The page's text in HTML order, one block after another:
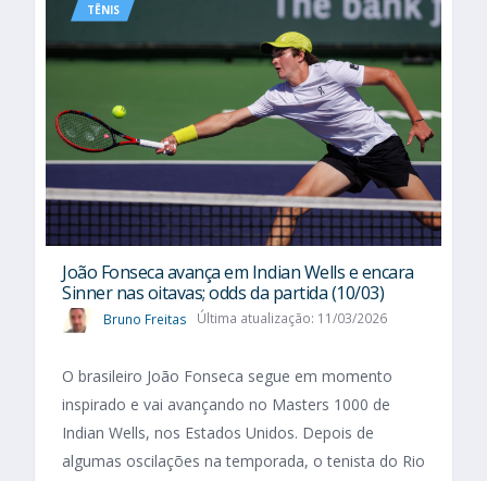
TÊNIS
João Fonseca avança em Indian Wells e encara
Sinner nas oitavas; odds da partida (10/03)
Bruno Freitas Última atualização: 11/03/2026
O brasileiro João Fonseca segue em momento
inspirado e vai avançando no Masters 1000 de
Indian Wells, nos Estados Unidos. Depois de
algumas oscilações na temporada, o tenista do Rio